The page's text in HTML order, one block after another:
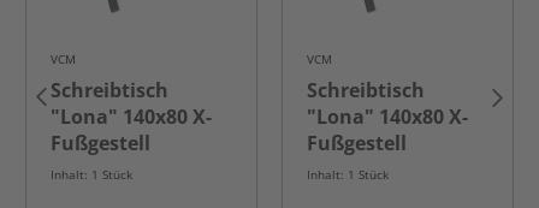
VCM
Schreibtisch
"Lona" 140x80 X-
Fußgestell
Sonoma-
Inhalt: 1 Stück
VCM
Schreibtisch
"Lona" 140x80 X-
Fußgestell
Weiß/Schwarz
Inhalt: 1 Stück